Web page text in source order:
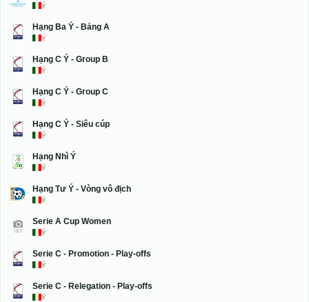
Ý
Hạng Ba Ý - Bảng A
Ý
Hạng C Ý - Group B
Ý
Hạng C Ý - Group C
Ý
Hạng C Ý - Siêu cúp
Ý
Hạng Nhì Ý
Ý
Hạng Tư Ý - Vòng vô địch
Ý
Serie A Cup Women
Ý
Serie C - Promotion - Play-offs
Ý
Serie C - Relegation - Play-offs
Ý